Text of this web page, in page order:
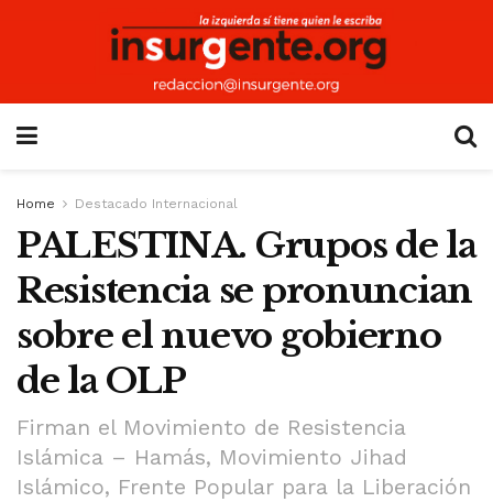
Home Destacado Internacional
PALESTINA. Grupos de la
Resistencia se pronuncian
sobre el nuevo gobierno
de la OLP
Firman el Movimiento de Resistencia
Islámica – Hamás, Movimiento Jihad
Islámico, Frente Popular para la Liberación